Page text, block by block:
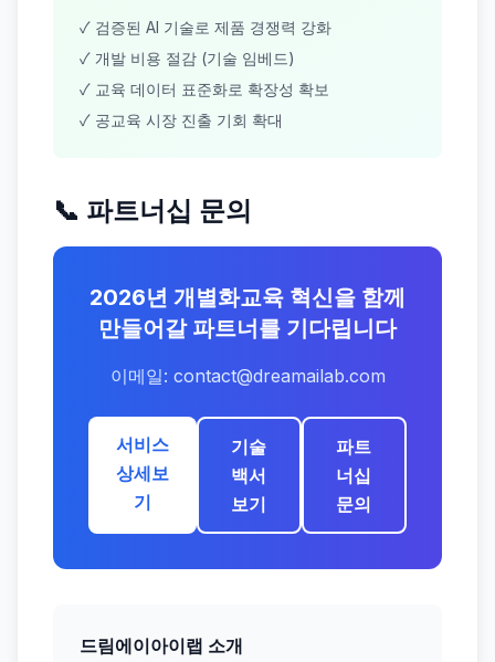
✓ 검증된 AI 기술로 제품 경쟁력 강화
✓ 개발 비용 절감 (기술 임베드)
✓ 교육 데이터 표준화로 확장성 확보
✓ 공교육 시장 진출 기회 확대
📞 파트너십 문의
2026년 개별화교육 혁신을 함께
만들어갈 파트너를 기다립니다
이메일: contact@dreamailab.com
서비스
상세보
기
기술
백서
보기
파트
너십
문의
드림에이아이랩 소개